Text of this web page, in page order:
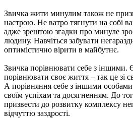
Звичка жити минулим також не
настрою. Не ватро тягнути на собі
адже зрештою згадки про минуле
людину. Навчіться забувати
оптимістично вірити в майбутнє.
Звичка порівнювати себе з іншими.
порівнювати своє життя – так це зі
А порівняння себе з іншими особами
своїм успіхам та досягненням. До
призвести до розвитку комплексу
відчуттю заздрості.